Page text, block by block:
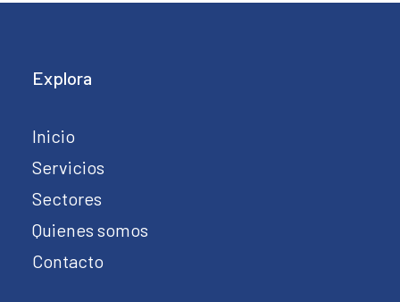
Explora
Inicio
Servicios
Sectores
Quienes somos
Contacto